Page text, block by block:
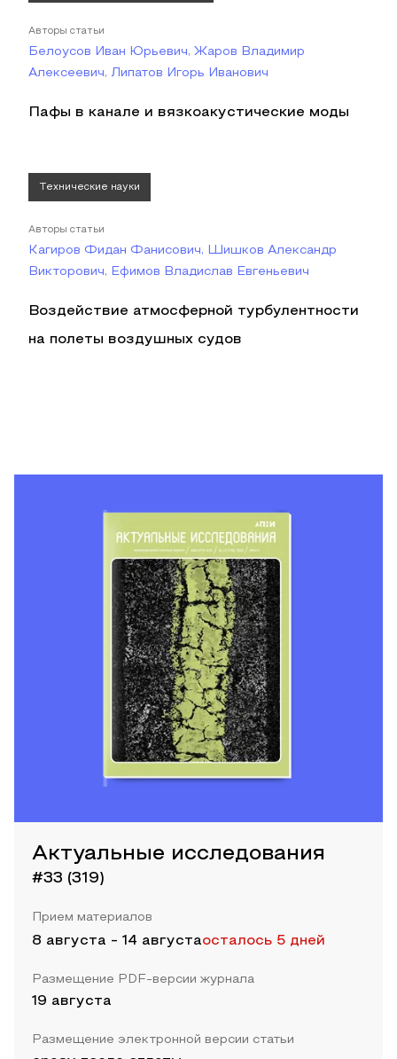
Авторы статьи
Белоусов Иван Юрьевич, Жаров Владимир
Алексеевич, Липатов Игорь Иванович
Пафы в канале и вязкоакустические моды
Технические науки
Авторы статьи
Кагиров Фидан Фанисович, Шишков Александр
Викторович, Ефимов Владислав Евгеньевич
Воздействие атмосферной турбулентности
на полеты воздушных судов
Актуальные исследования
#33 (319)
Прием материалов
8 августа - 14 августаосталось 5 дней
Размещение PDF-версии журнала
19 августа
Размещение электронной версии статьи